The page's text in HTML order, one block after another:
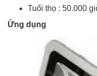
Tuổi thọ : 50.000
Ứng dụng